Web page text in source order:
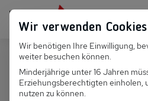
Persönlich für dich da: +49 251
Suchfeld
Suchen
D 120.051 - Fewo
Wir verwenden
Wir benötigen Ihre Einwilligung,
weiter besuchen können.
Minderjährige unter 16 Jahren
Erziehungsberechtigten einholen,
nutzen zu können.